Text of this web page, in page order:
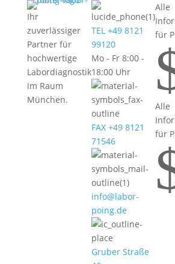
Ihr
zuverlässiger
Partner für
hochwertige
Labordiagnostik
im Raum
München.
TEL +49 8121
99120
Mo - Fr 8:00 -
18:00 Uhr
FAX +49 8121
71546
info@labor-
poing.de
Gruber Straße
Alle
für
Alle
für